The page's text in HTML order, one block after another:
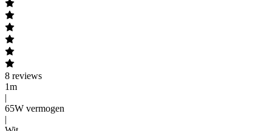
8 reviews
1m
|
65W vermogen
|